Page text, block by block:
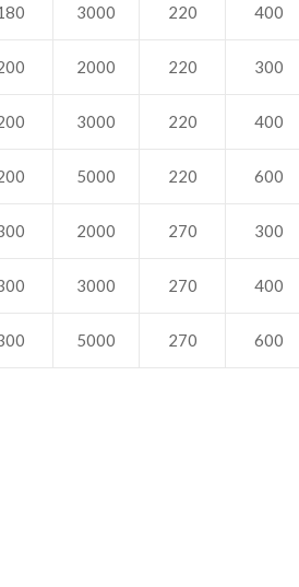
3000 220 400
2000 220 300
3000 220 400
5000 220 600
2000 270 300
3000 270 400
5000 270 600